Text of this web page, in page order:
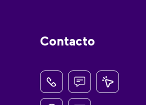
Contacto